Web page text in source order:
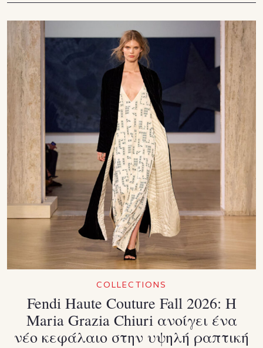
COLLECTIONS
Fendi Haute Couture Fall 2026: Η
Maria Grazia Chiuri ανοίγει ένα
νέο κεφάλαιο στην υψηλή ραπτική